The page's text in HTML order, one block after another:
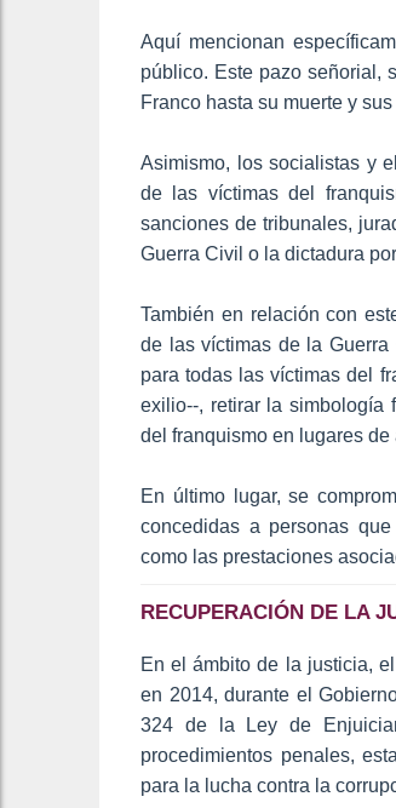
Aquí mencionan
público. Este pazo señorial,
Franco hasta su muerte y
Asimismo, los socialistas y
de las víctimas del
sanciones de tribunales,
Guerra Civil o la dictadura
También en relación con
de las víctimas de la
para todas las víctimas del
exilio--, retirar la simbología
del franquismo en lugares de
En último lugar, se
concedidas a personas
como las prestaciones
RECUPERACIÓN DE LA
En el ámbito de la justicia,
en 2014, durante el
324 de la Ley de
procedimientos penales,
para la lucha contra la